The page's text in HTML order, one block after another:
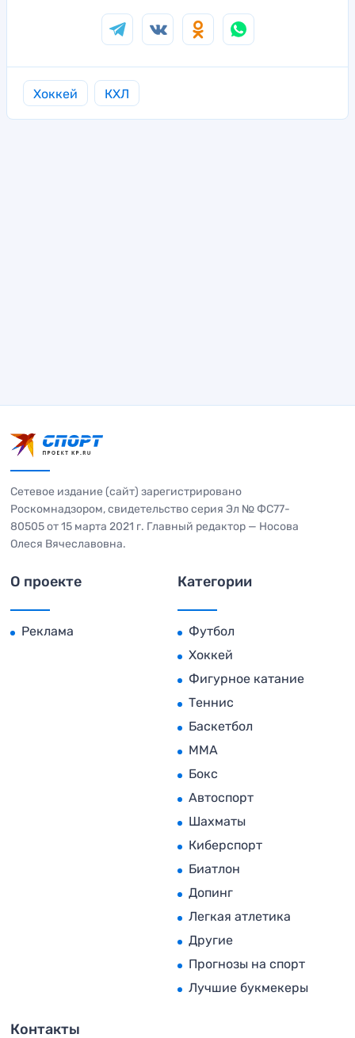
Хоккей КХЛ
Сетевое издание (сайт) зарегистрировано
Роскомнадзором, свидетельство серия Эл № ФС77-
80505 от 15 марта 2021 г. Главный редактор — Носова
Олеся Вячеславовна.
О проекте
Реклама
Категории
Футбол
Хоккей
Фигурное катание
Теннис
Баскетбол
MMA
Бокс
Автоспорт
Шахматы
Киберспорт
Биатлон
Допинг
Легкая атлетика
Другие
Прогнозы на спорт
Лучшие букмекеры
Контакты